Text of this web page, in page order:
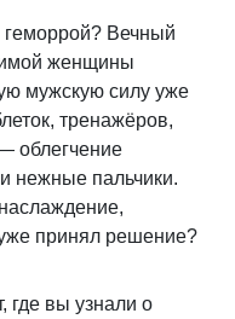
геморрой? Вечный
женщины
мужскую силу уже
тренажёров,
облегчение
нежные пальчики.
принял решение?
где вы узнали о